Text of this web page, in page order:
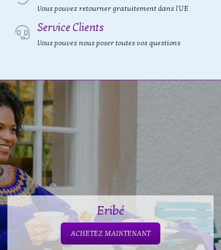
Vous pouvez retourner gratuitement dans l'UE
Service Clients
Vous pouvez nous poser toutes vos questions
Eribé
ACHETEZ MAINTENANT